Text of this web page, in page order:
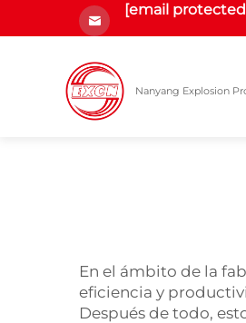
[email
Nanyang Explosion
En el ámbito de la
eficiencia y
Después de todo,